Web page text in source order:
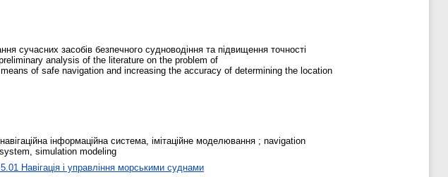
сучасних засобів безпечного судноводіння та підвищення точності
analysis of the literature on the problem of
of safe navigation and increasing the accuracy of determining the location
інформаційна система, імітаційне моделювання ; navigation
simulation modeling
Навігація і управління морськими суднами